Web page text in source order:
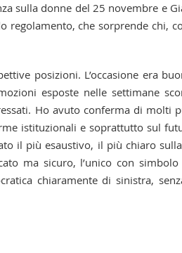
sulla donne del 25 novembre e
regolamento, che sorprende chi,
posizioni. L’occasione era
esposte nelle settimane
Ho avuto conferma di molti
istituzionali e soprattutto sul
il più esaustivo, il più chiaro
ma sicuro, l’unico con
chiaramente di sinistra,